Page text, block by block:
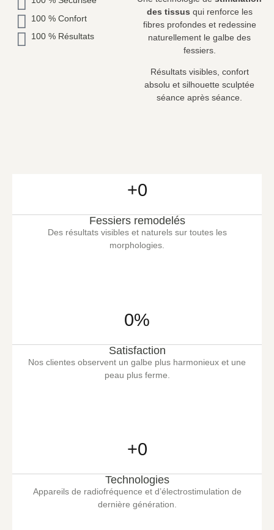
100 % Confort
100 % Résultats
des tissus qui renforce les
fibres profondes et redessine
naturellement le galbe des
fessiers.
Résultats visibles, confort
absolu et silhouette sculptée
séance après séance.
+0
Fessiers remodelés
Des résultats visibles et naturels sur toutes les
morphologies.
0%
Satisfaction
Nos clientes observent un galbe plus harmonieux et une
peau plus ferme.
+0
Technologies
Appareils de radiofréquence et d’électrostimulation de
dernière génération.